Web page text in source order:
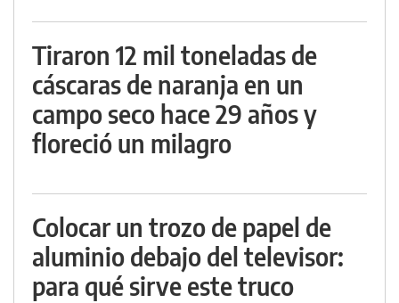
Tiraron 12 mil toneladas de
cáscaras de naranja en un
campo seco hace 29 años y
floreció un milagro
Colocar un trozo de papel de
aluminio debajo del televisor:
para qué sirve este truco